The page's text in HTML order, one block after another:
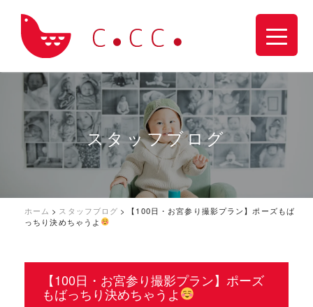
スタッフブログ
ホーム > スタッフブログ >
【100日・お宮参り撮影プラン】ポーズもば
っちり決めちゃうよ
【100日・お宮参り撮影プラン】ポーズ
もばっちり決めちゃうよ